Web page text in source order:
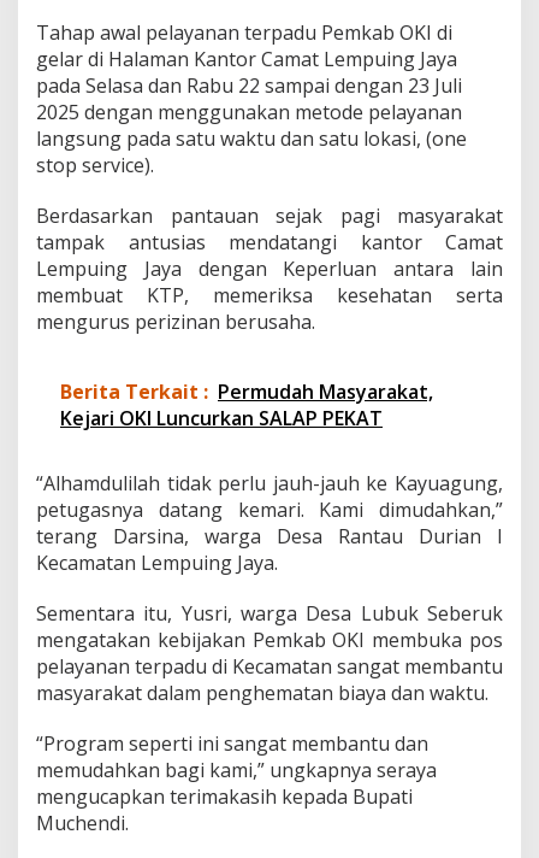
K
e
a
m
a
Tahap awal pelayanan terpadu Pemkab OKI di
gelar di Halaman Kantor Camat Lempuing Jaya
pada Selasa dan Rabu 22 sampai dengan 23 Juli
2025 dengan menggunakan metode pelayanan
langsung pada satu waktu dan satu lokasi, (one
stop service).
Berdasarkan pantauan sejak pagi masyarakat
tampak antusias mendatangi kantor Camat
Lempuing Jaya dengan Keperluan antara lain
membuat KTP, memeriksa kesehatan serta
mengurus perizinan berusaha.
Berita Terkait : Permudah Masyarakat,
Kejari OKI Luncurkan SALAP PEKAT
“Alhamdulilah tidak perlu jauh-jauh ke Kayuagung,
petugasnya datang kemari. Kami dimudahkan,”
terang Darsina, warga Desa Rantau Durian I
Kecamatan Lempuing Jaya.
Sementara itu, Yusri, warga Desa Lubuk Seberuk
mengatakan kebijakan Pemkab OKI membuka pos
pelayanan terpadu di Kecamatan sangat membantu
masyarakat dalam penghematan biaya dan waktu.
“Program seperti ini sangat membantu dan
memudahkan bagi kami,” ungkapnya seraya
mengucapkan terimakasih kepada Bupati
Muchendi.